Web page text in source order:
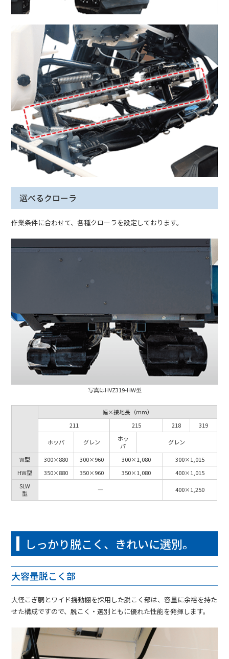
選べるクローラ
作業条件に合わせて、各種クローラを設定しております。
写真はHVZ319-HW型
幅×接地長（mm）
211
215 218 319
ホッパ グレン
ホッ
パ
グレン
W型 300×880 300×960 300×1,080
300×1,015
HW型
350×880 350×960 350×1,080
400×1,015
SLW
型
― 400×1,250
しっかり脱こく、きれいに選別。
大容量脱こく部
大径こぎ胴とワイド揺動棚を採用した脱こく部は、容量に余裕を持た
せた構成ですので、脱こく・選別ともに優れた性能を発揮します。